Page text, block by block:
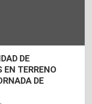
DE
TERRENO
DE